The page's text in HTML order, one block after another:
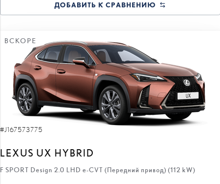
ДОБАВИТЬ К СРАВНЕНИЮ
ВСКОРЕ
#J167573775
LEXUS UX HYBRID
F SPORT Design 2.0 LHD e-CVT (Передний привод) (112 kW)